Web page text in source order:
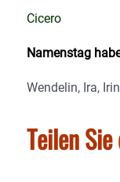
Cicero
Namenstag
Wendelin, Ira,
Teilen